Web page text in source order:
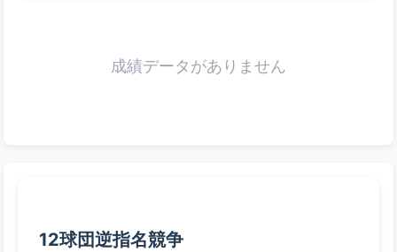
成績データがありません
12球団逆指名競争